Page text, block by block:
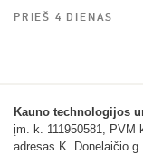
PRIEŠ 4 DIENAS
Kauno technologijos
įm. k. 111950581, PVM
adresas K. Donelaičio